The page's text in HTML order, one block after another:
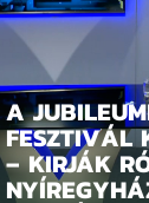
A
FESZTIVÁL
– KIRJÁK